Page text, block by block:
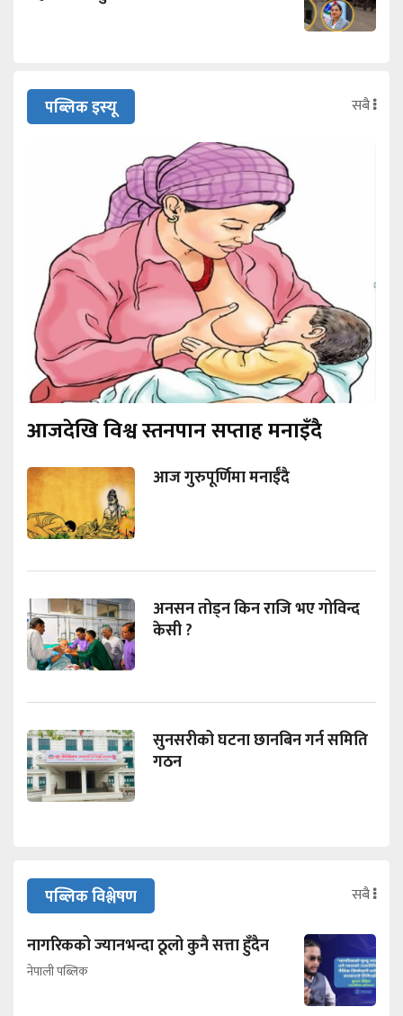
पब्लिक इस्यू सबै
आजदेखि विश्व स्तनपान सप्ताह मनाइँदै
आज गुरुपूर्णिमा मनाईँदै
अनसन तोड्न किन राजि भए गोविन्द
केसी ?
सुनसरीको घटना छानबिन गर्न समिति
गठन
पब्लिक विश्लेषण सबै
नागरिकको ज्यानभन्दा ठूलो कुनै सत्ता हुँदैन
नेपाली पब्लिक